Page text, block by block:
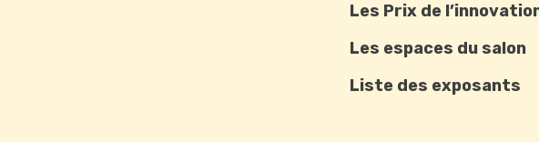
Les Prix de
Les espaces du salon
Liste des exposants